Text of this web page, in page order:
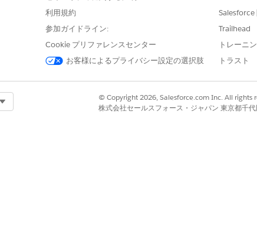
は解決されましたか?
利用規約
参加ガイドライン:
Cookie プリファレンスセンター
お客様によるプライバシー設定の選択肢
Salesforce
Trailhead
トレーニ
トラスト
© Copyright 2026, Salesforce.com Inc. All rights
株式会社セールスフォース・ジャパン 東京都千